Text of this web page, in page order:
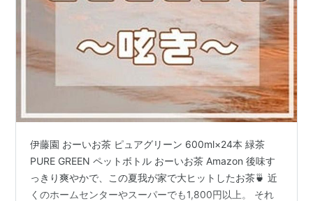
伊藤園 おーいお茶 ピュアグリーン 600ml×24本 緑茶
PURE GREEN ペットボトル おーいお茶 Amazon 後味す
っきり爽やかで、この夏我が家で大ヒットしたお茶🍵 近
くのホームセンターやスーパーでも1,800円以上。 それ